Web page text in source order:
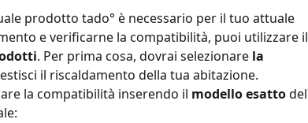
prodotto tado° è necessario per il tuo attuale
e verificarne la compatibilità, puoi utilizzare il
. Per prima cosa, dovrai selezionare la
il riscaldamento della tua abitazione.
la compatibilità inserendo il modello esatto del